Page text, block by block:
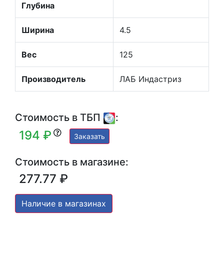
Глубина
Ширина 4.5
Вес 125
Производитель ЛАБ Индастриз
Стоимость в ТБП :
194 ₽ Заказать
Стоимость в магазине:
277.77 ₽
Наличие в магазинах